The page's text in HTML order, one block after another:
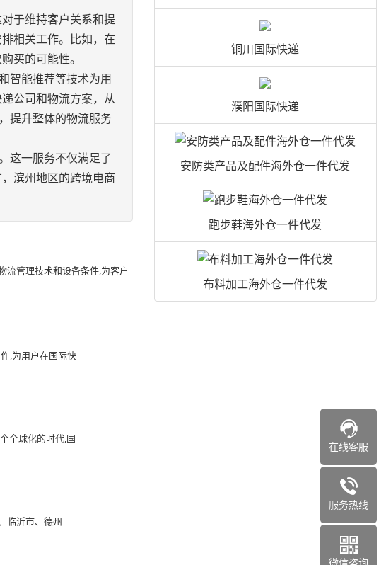
于维持客户关系和提
相关工作。比如，在
买的可能性。
智能推荐等技术为用
公司和物流方案，从
提升整体的物流服务
这一服务不仅满足了
滨州地区的跨境电商
流管理技术和设备条件,为客户
,为用户在国际快
全球化的时代,国
临沂市、德州
铜川国际快递
濮阳国际快递
安防类产品及配件海外仓一件代发
跑步鞋海外仓一件代发
布料加工海外仓一件代发
在线客服
服务热线
微信咨询